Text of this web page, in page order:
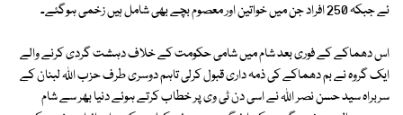
ئے جبکہ 250 افراد جن میں خواتین اور معصوم بچے بھی شامل ہیں زخمی ہوگئے۔
اس دھماکے کے فوری بعد شام میں شامی حکومت کے خلاف دہشت گردی کرنے والے
ایک گروہ نے بم دھماکے کی ذمہ داری قبول کرلی تاہم دوسری طرف حزب اﷲ لبنان کے
سربراہ سید حسن نصر اﷲ نے اسی دن ٹی وی پر خطاب کرتے ہوئے دنیا بھر سے شام